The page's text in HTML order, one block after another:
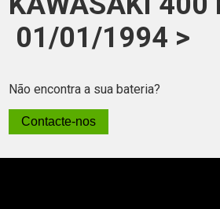
01/01/1994 >
Não encontra a sua bateria?
Contacte-nos